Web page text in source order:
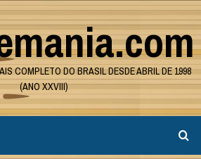
COMPLETO DO BRASIL DESDE ABRIL DE 1998
(ANO XXVIII)